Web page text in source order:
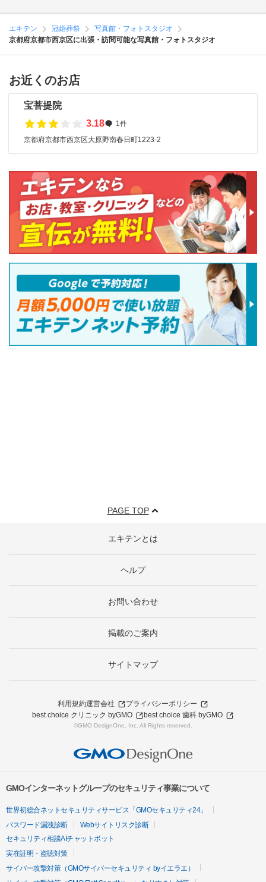
エキテン 冠婚葬祭
写真館・フォトスタジオ
京都府京都市西京区に出張・訪問可能な写真館・フォトスタジオ
お近くのお店
宝菩提院
3.18
1件
京都府京都市西京区大原野南春日町1223-2
PAGE TOP
エキテンとは
ヘルプ
お問い合わせ
掲載のご案内
サイトマップ
利用規約運営会社
プライバシーポリシー
best choice クリニック byGMO
best choice 歯科 byGMO
©GMO DesignOne, Inc. All Rights reserved.
GMOインターネットグループのセキュリティ事業について
世界初総合ネットセキュリティサービス「GMOセキュリティ24」
パスワード漏洩診断
Webサイトリスク診断
セキュリティ相談AIチャットボット
実在証明・盗聴対策
サイバー攻撃対策（GMOサイバーセキュリティ byイエラエ）